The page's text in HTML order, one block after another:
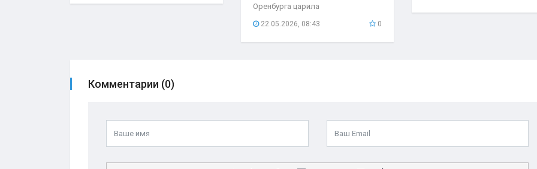
Оренбурга царила
необыкновенная атмосфера. С
прибывшего поезда...
22.05.2026, 08:43 0
Комментарии (0)